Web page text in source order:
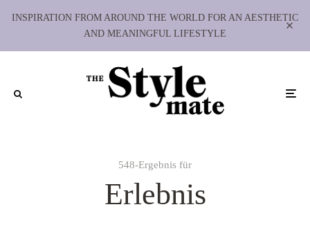
INSPIRATION FROM AROUND THE WORLD FOR AN AESTHETIC
AND MEANINGFUL LIFESTYLE
548-Ergebnis für
Erlebnis